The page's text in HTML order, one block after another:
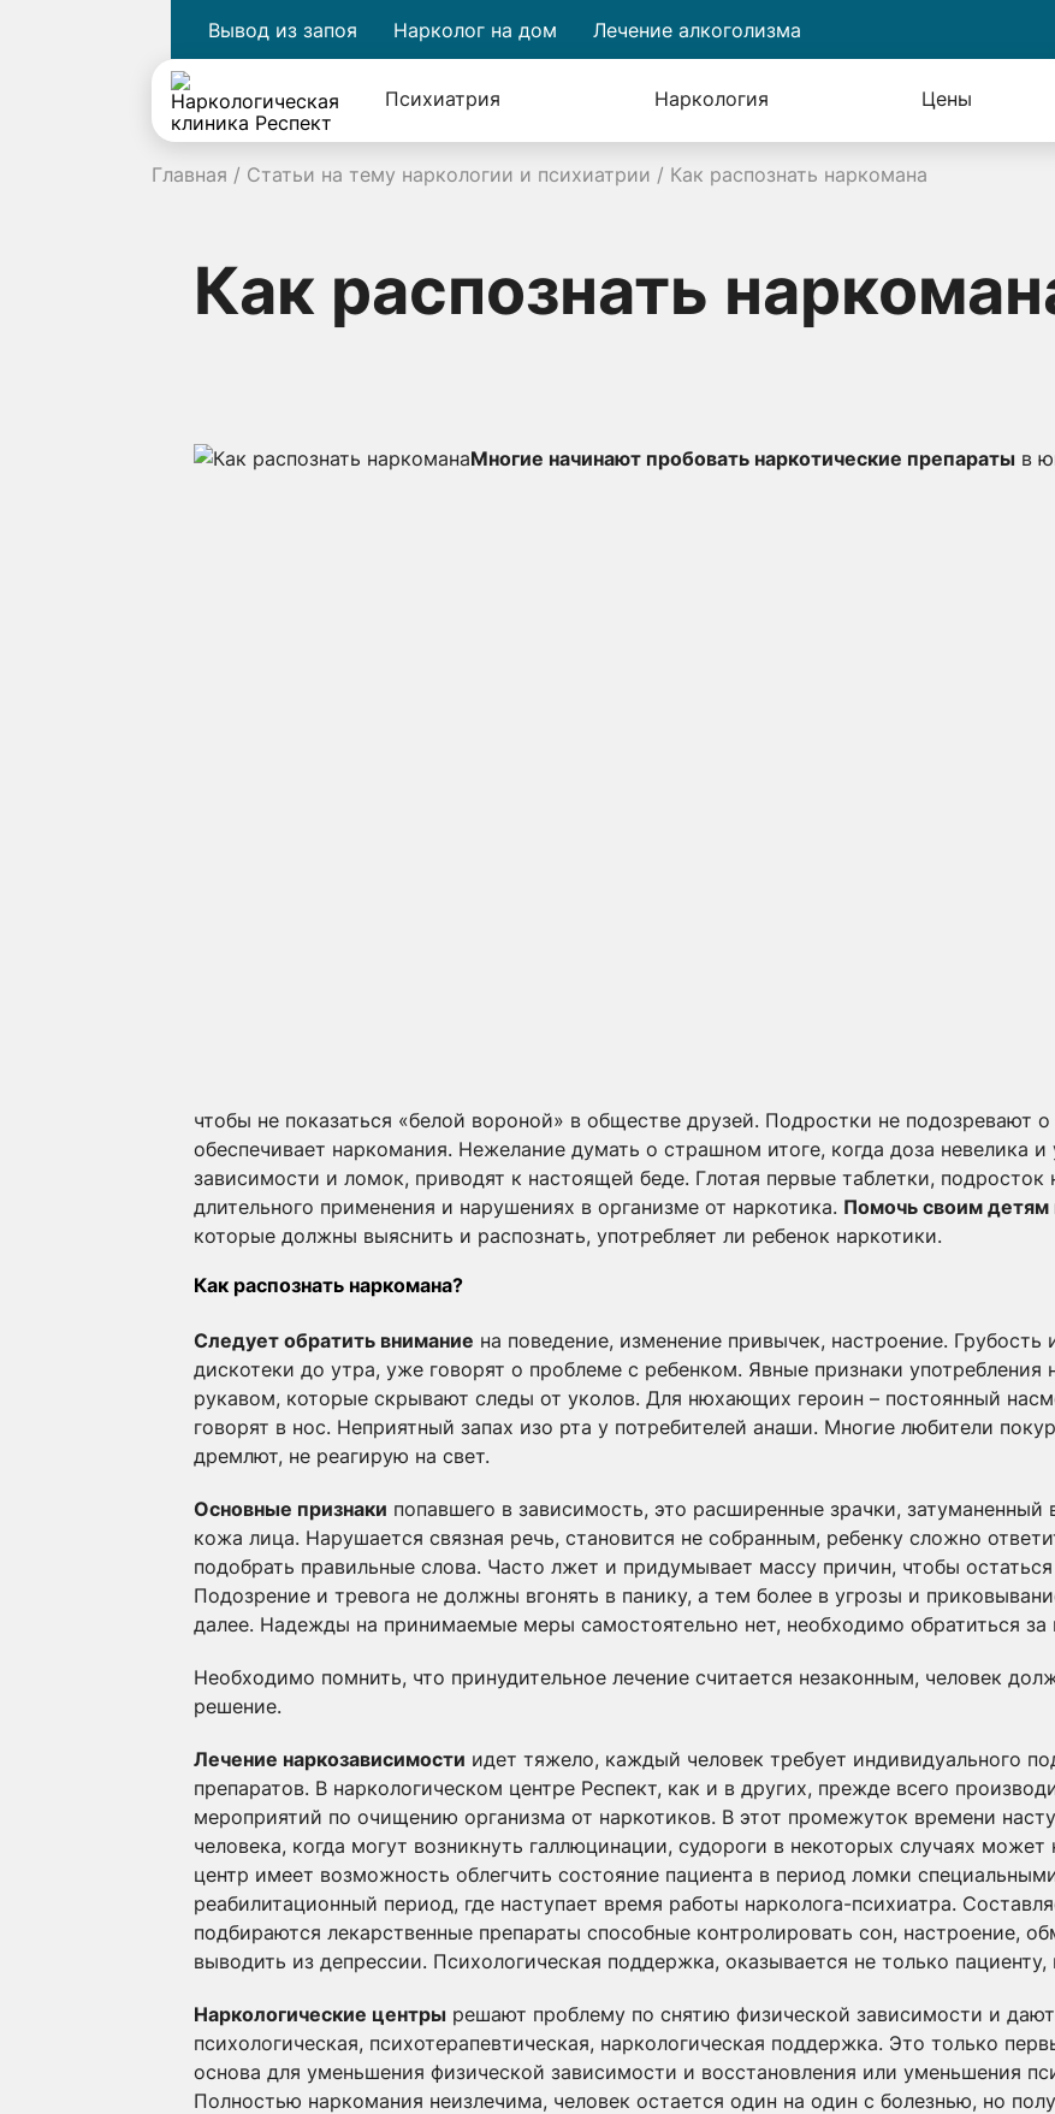
Вывод из запоя Нарколог на дом Лечение алкоголизма
Психиатрия Наркология Цены
Главная / Статьи на тему наркологии и психиатрии / Как распознать наркомана
Как распознать
Многие начинают пробовать наркотические препараты в
чтобы не показаться «белой вороной» в обществе друзей. Подростки не подозревают
обеспечивает наркомания. Нежелание думать о страшном итоге, когда доза невелика и
зависимости и ломок, приводят к настоящей беде. Глотая первые таблетки, подросток
длительного применения и нарушениях в организме от наркотика. Помочь своим детям
которые должны выяснить и распознать, употребляет ли ребенок наркотики.
Как распознать наркомана?
Следует обратить внимание на поведение, изменение привычек, настроение.
дискотеки до утра, уже говорят о проблеме с ребенком. Явные признаки
рукавом, которые скрывают следы от уколов. Для нюхающих героин – постоянный
говорят в нос. Неприятный запах изо рта у потребителей анаши. Многие любители
дремлют, не реагирую на свет.
Основные признаки попавшего в зависимость, это расширенные зрачки, затуманенный
кожа лица. Нарушается связная речь, становится не собранным, ребенку сложно
подобрать правильные слова. Часто лжет и придумывает массу причин, чтобы
Подозрение и тревога не должны вгонять в панику, а тем более в угрозы и
далее. Надежды на принимаемые меры самостоятельно нет, необходимо обратиться
Необходимо помнить, что принудительное лечение считается незаконным, человек
решение.
Лечение наркозависимости идет тяжело, каждый человек требует индивидуального
препаратов. В наркологическом центре Респект, как и в других, прежде всего
мероприятий по очищению организма от наркотиков. В этот промежуток времени
человека, когда могут возникнуть галлюцинации, судороги в некоторых случаях
центр имеет возможность облегчить состояние пациента в период ломки
реабилитационный период, где наступает время работы нарколога-психиатра.
подбираются лекарственные препараты способные контролировать сон, настроение,
выводить из депрессии. Психологическая поддержка, оказывается не только
Наркологические центры решают проблему по снятию физической зависимости и
психологическая, психотерапевтическая, наркологическая поддержка. Это только
основа для уменьшения физической зависимости и восстановления или уменьшения
Полностью наркомания неизлечима, человек остается один на один с болезнью, но